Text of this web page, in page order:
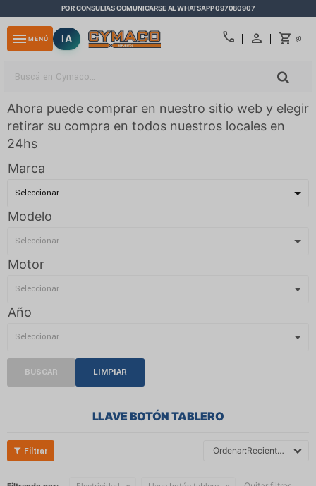
POR CONSULTAS COMUNICARSE AL WHATSAPP 097080907
call $0
menu MENÚ IA
Ahora puede comprar en nuestro sitio web y elegir
retirar su compra en todos nuestros locales en
24hs
Marca
Modelo
Motor
Año
BUSCAR LIMPIAR
LLAVE BOTÓN TABLERO
Recientes
close